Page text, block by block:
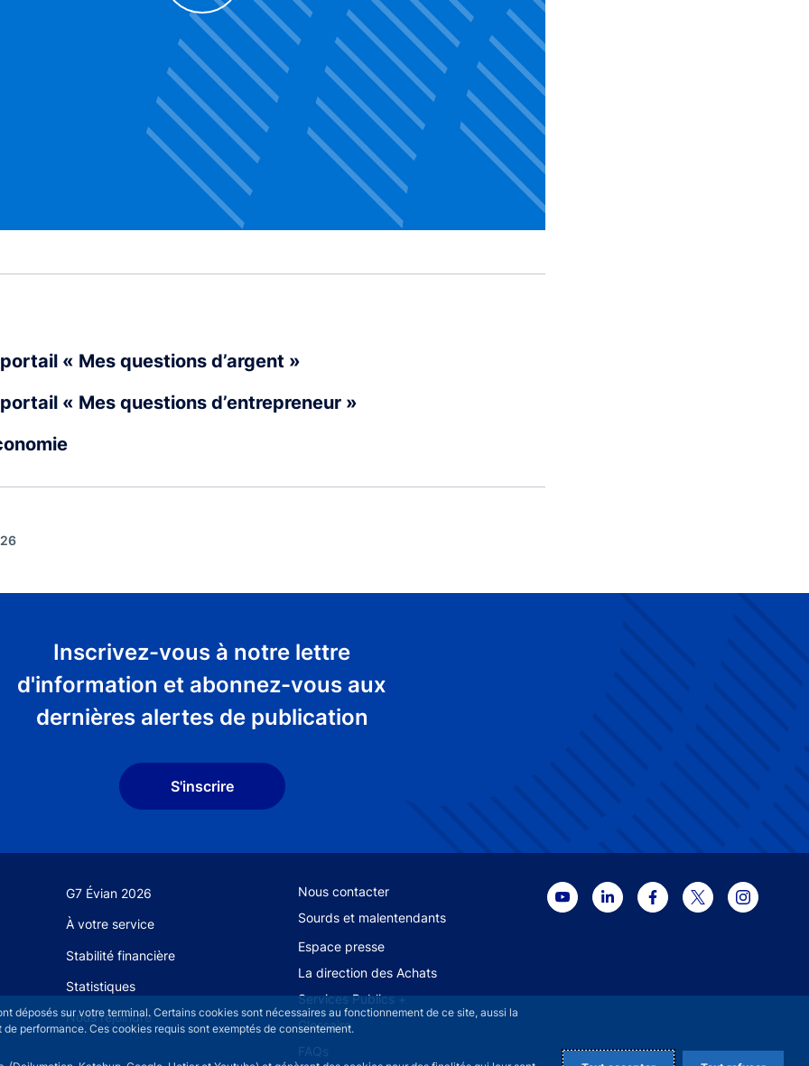
déposés sur votre terminal. Certains cookies sont nécessaires au fonctionnement de ce site, aussi la
performance. Ces cookies requis sont exemptés de consentement.
Voir la vidéo
« Mes questions d’argent »
« Mes questions d’entrepreneur »
Inscrivez-vous à notre lettre
d'information et abonnez-vous aux
dernières alertes de publication
S'inscrire
G7 Évian 2026
À votre service
Stabilité financière
Statistiques
Nous rejoindre
Footer secondary menu
Nous contacter
Sourds et malentendants
Espace presse
La direction des Achats
Services Publics +
Glossaire
FAQs